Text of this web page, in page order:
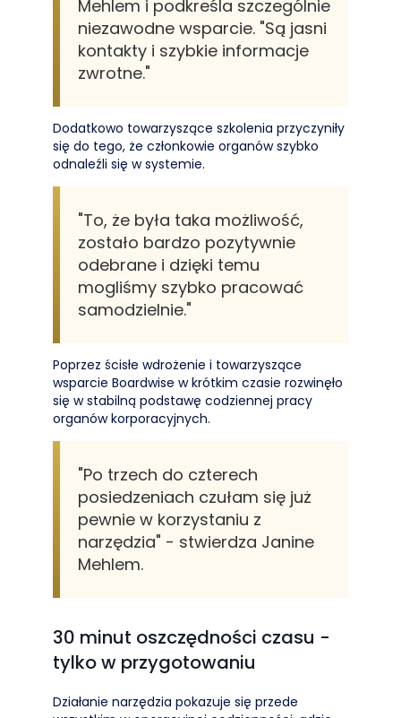
Mehlem i podkreśla szczególnie
niezawodne wsparcie. "Są jasni
kontakty i szybkie informacje
zwrotne."
Dodatkowo towarzyszące szkolenia przyczyniły
się do tego, że członkowie organów szybko
odnaleźli się w systemie.
"To, że była taka możliwość,
zostało bardzo pozytywnie
odebrane i dzięki temu
mogliśmy szybko pracować
samodzielnie."
Poprzez ścisłe wdrożenie i towarzyszące
wsparcie Boardwise w krótkim czasie rozwinęło
się w stabilną podstawę codziennej pracy
organów korporacyjnych.
"Po trzech do czterech
posiedzeniach czułam się już
pewnie w korzystaniu z
narzędzia" - stwierdza Janine
Mehlem.
30 minut oszczędności czasu -
tylko w przygotowaniu
Działanie narzędzia pokazuje się przede